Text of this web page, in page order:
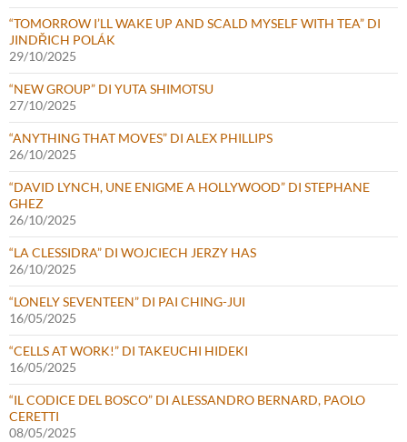
“TOMORROW I’LL WAKE UP AND SCALD MYSELF WITH TEA” DI
JINDŘICH POLÁK
29/10/2025
“NEW GROUP” DI YUTA SHIMOTSU
27/10/2025
“ANYTHING THAT MOVES” DI ALEX PHILLIPS
26/10/2025
“DAVID LYNCH, UNE ENIGME A HOLLYWOOD” DI STEPHANE
GHEZ
26/10/2025
“LA CLESSIDRA” DI WOJCIECH JERZY HAS
26/10/2025
“LONELY SEVENTEEN” DI PAI CHING-JUI
16/05/2025
“CELLS AT WORK!” DI TAKEUCHI HIDEKI
16/05/2025
“IL CODICE DEL BOSCO” DI ALESSANDRO BERNARD, PAOLO
CERETTI
08/05/2025